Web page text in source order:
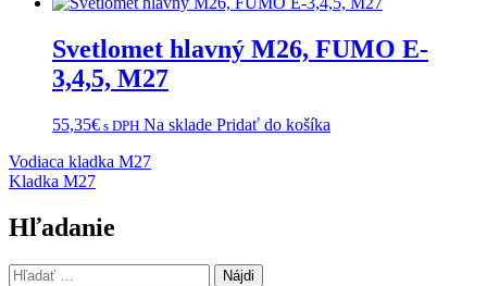
Svetlomet hlavný M26, FUMO E-
3,4,5, M27
55,35€ s DPH Na sklade Pridať do košíka
Navigácia
v
článku
Vodiaca kladka M27
Kladka M27
Hľadanie
Hľadať: